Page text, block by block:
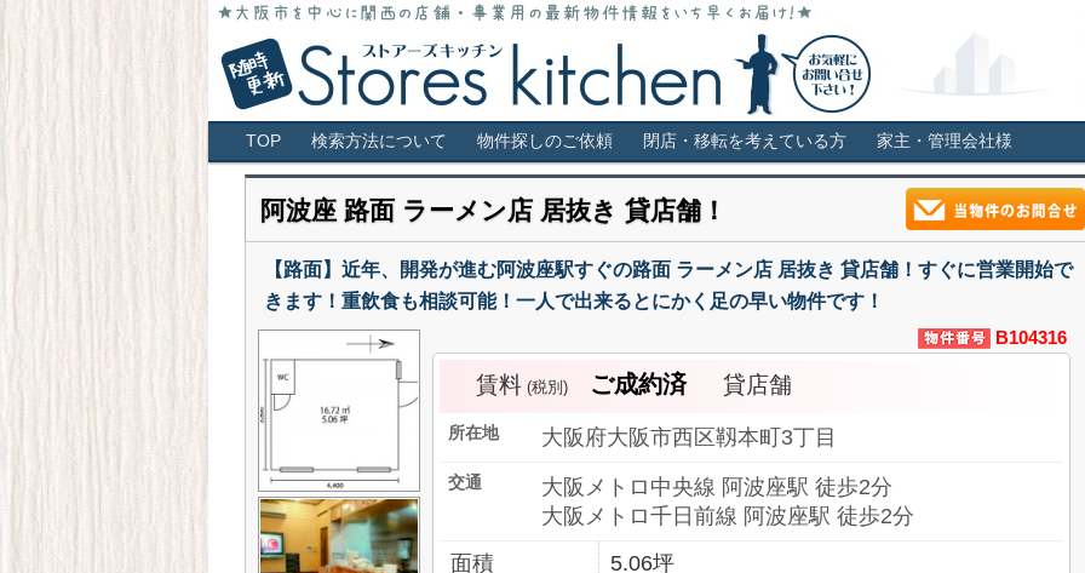
大阪 貸店舗 居抜き物件 スケルトン 飲食可店舗はス
大阪市全域・キタ・ミナミ・アメ村・福島・堀江・新町などの貸店舗情報サイト。居抜き・スケルトン・ロ
店！
メインメニュー
TOP 検索方法について 物件探しのご依頼 閉店・移転を考えている方 家主・管理会社様
阿波座 路面 ラーメン店 居抜き 貸店舗！
【路面】近年、開発が進む阿波座駅すぐの路面 ラーメン店 居抜き 貸店舗！すぐに営業開始で
きます！重飲食も相談可能！一人で出来るとにかく足の早い物件です！
B104316
賃料(税別) ご成約済 貸店舗
所在地 大阪府大阪市西区靱本町3丁目
交通
大阪メトロ中央線 阿波座駅 徒歩2分
大阪メトロ千日前線 阿波座駅 徒歩2分
面積
5.06坪